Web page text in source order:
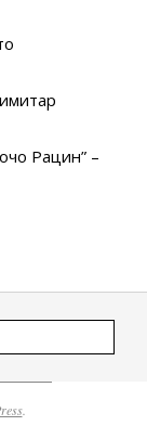
Рацин” –
.